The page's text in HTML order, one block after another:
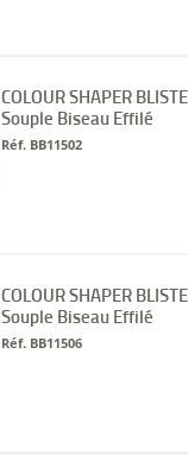
COLOUR SHAPER
Souple Biseau Effilé
Réf. BB11502
COLOUR SHAPER
Souple Biseau Effilé
Réf. BB11506